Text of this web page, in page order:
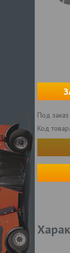
Под заказ
Код